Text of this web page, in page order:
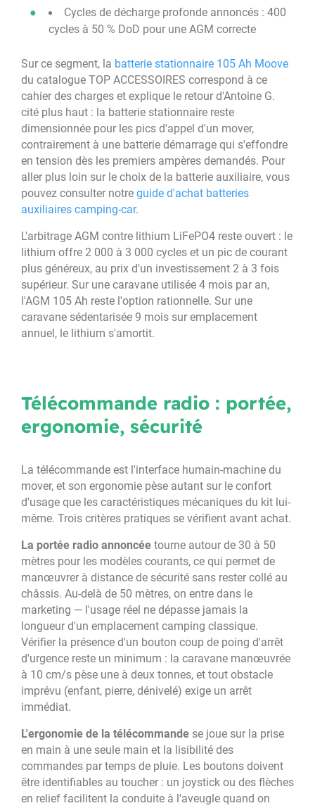
Cycles de décharge profonde annoncés : 400
cycles à 50 % DoD pour une AGM correcte
Sur ce segment, la batterie stationnaire 105 Ah Moove
du catalogue TOP ACCESSOIRES correspond à ce
cahier des charges et explique le retour d'Antoine G.
cité plus haut : la batterie stationnaire reste
dimensionnée pour les pics d'appel d'un mover,
contrairement à une batterie démarrage qui s'effondre
en tension dès les premiers ampères demandés. Pour
aller plus loin sur le choix de la batterie auxiliaire, vous
pouvez consulter notre guide d'achat batteries
auxiliaires camping-car.
L'arbitrage AGM contre lithium LiFePO4 reste ouvert : le
lithium offre 2 000 à 3 000 cycles et un pic de courant
plus généreux, au prix d'un investissement 2 à 3 fois
supérieur. Sur une caravane utilisée 4 mois par an,
l'AGM 105 Ah reste l'option rationnelle. Sur une
caravane sédentarisée 9 mois sur emplacement
annuel, le lithium s'amortit.
Télécommande radio : portée,
ergonomie, sécurité
La télécommande est l'interface humain-machine du
mover, et son ergonomie pèse autant sur le confort
d'usage que les caractéristiques mécaniques du kit lui-
même. Trois critères pratiques se vérifient avant achat.
La portée radio annoncée tourne autour de 30 à 50
mètres pour les modèles courants, ce qui permet de
manœuvrer à distance de sécurité sans rester collé au
châssis. Au-delà de 50 mètres, on entre dans le
marketing — l'usage réel ne dépasse jamais la
longueur d'un emplacement camping classique.
Vérifier la présence d'un bouton coup de poing d'arrêt
d'urgence reste un minimum : la caravane manœuvrée
à 10 cm/s pèse une à deux tonnes, et tout obstacle
imprévu (enfant, pierre, dénivelé) exige un arrêt
immédiat.
L'ergonomie de la télécommande se joue sur la prise
en main à une seule main et la lisibilité des
commandes par temps de pluie. Les boutons doivent
être identifiables au toucher : un joystick ou des flèches
en relief facilitent la conduite à l'aveugle quand on